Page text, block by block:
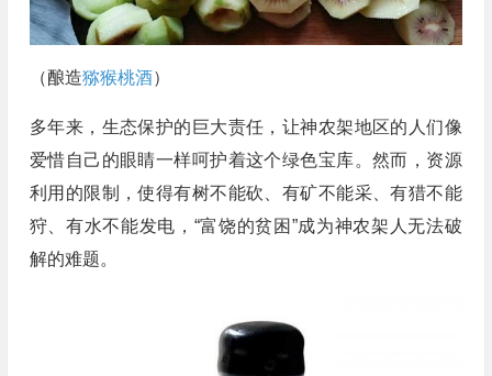
（酿造猕猴桃酒）
多年来，生态保护的巨大责任，让神农架地区的人们像
爱惜自己的眼睛一样呵护着这个绿色宝库。然而，资源
利用的限制，使得有树不能砍、有矿不能采、有猎不能
狩、有水不能发电，“富饶的贫困”成为神农架人无法破
解的难题。